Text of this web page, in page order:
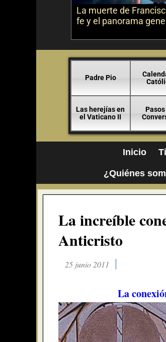
La muerte de
fe y el panorama
Padre Pio
Las herejías en
el Vaticano II
Inicio
¿Quiénes
La increíble
Anticristo
25 junio 2011
La